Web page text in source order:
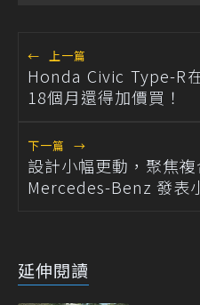
← 上一篇
Honda Civic Type-
18個月還得加價買！
下一篇 →
設計小幅更動，聚焦
Mercedes-Benz 發表
延伸閱讀